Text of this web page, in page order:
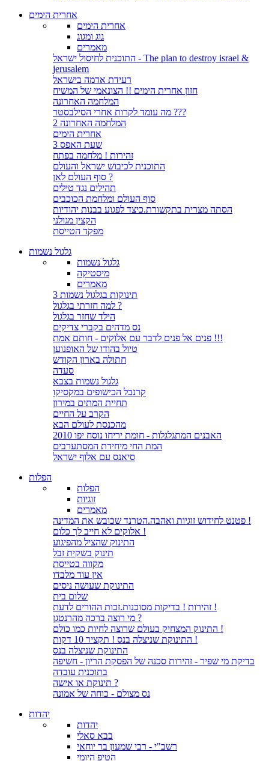
אחרית הימים
אחרית הימים
גוג ומגוג
מאמרים
התוכנית לחיסול ישראל - The plan to destroy israel &
jerusalem
רעידת אדמה בישראל
חזון אחרית הימים !! הצונאמי של המשיח
המלחמה האחרונה
מה עומד לקרות אחרי הסילבסטר ???
המלחמה האחרונה 2
אחרית הימים
שעת האפס 3
זהירות ! מלחמה בפתח
התוכנית לכיבוש ישראל והעולם
סוף העולם לאן ?
תהילים נגד טילים
סוף העולם ומלחמת הכוכבים
הסתה מצרית בתקשורת.כיצד לפגוע בבנות יהודיות
הקצין מגולני
מפקד הטייסת
גלגול נשמות
גלגול נשמות
מיסטיקה
מאמרים
3 תינוקות בגלגול נשמות
למה חזרתי בגלגול ?
הילד שחזר בגלגול
נס מדהים בקברי צדיקים
פנים אל פנים לדבר עם אלוקים - חותם אמת !!!
טיול בהודו של האופנוען
חתולה בארון הקודש
סעדה
גלגול נשמות בצבא
קרנבל הכישופים במקסיקו
תחיית המתים במירון
הקרב על החיים
מהכנסת לעולם הבא
האבנים המתגלגלות - חומת יריחו נוסח יפו 2010
המת החי מיחידת המסתערבים
סיאנס עם אלוף ישראל
הפלות
הפלות
זוגיות
מאמרים
פטנט לחידוש זוגיות ואהבה.הטרנד שכובש את המדינה !
אלוקים לא חייב לך כלום !
התינוק שהציל מהפיגוע
תינוק בשקית זבל
מקווה בטייסת
אין עוד מלבדו
התינוקת שעושה ניסים
שלום בית
זהירות ! בדיקות מסוכנות.זכות ההורים לדעת !
מי רוצה ברכה מהרנטגן ?
התינוק המצחיק בעולם שרוצה לחיות כמו כולם !
התינוקת שניצלה בנס ! תקציר 10 דקות !
התינוקת שניצלה בנס
בדיקת מי שפיר - זהירות סכנה של הפסקת הריון - חשיפה
בתוכנית עובדה
תינוקת או אישה ?
נס מצולם - כוחה של אמונה
יהדות
יהדות
בבא סאלי
רשב"י - רבי שמעון בר יוחאי
הטיפ היומי